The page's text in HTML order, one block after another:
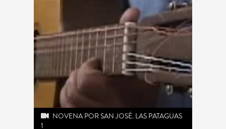
NOVENA POR SAN JOSÉ. LAS PATAGUAS
1